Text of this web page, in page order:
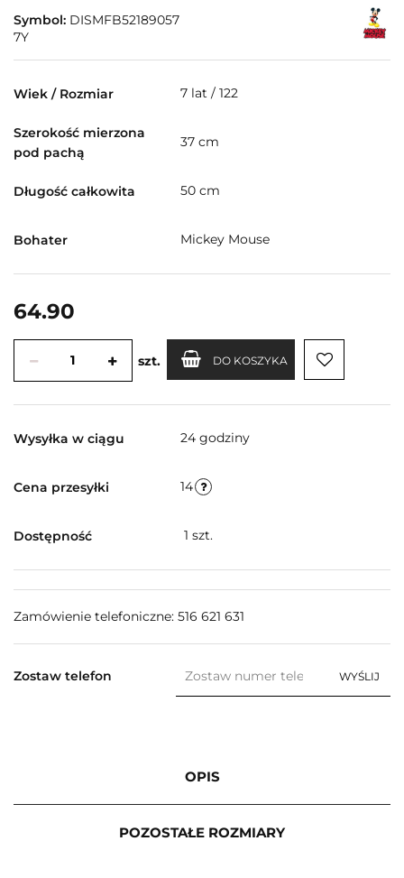
Symbol: DISMFB52189057
7Y
Wiek / Rozmiar 7 lat / 122
Szerokość mierzona
pod pachą
37 cm
Długość całkowita 50 cm
Bohater Mickey Mouse
64.90
szt. DO KOSZYKA
Wysyłka w ciągu 24 godziny
Cena przesyłki 14
Dostępność 1 szt.
Zamówienie telefoniczne: 516 621 631
Zostaw telefon WYŚLIJ
OPIS
POZOSTAŁE ROZMIARY